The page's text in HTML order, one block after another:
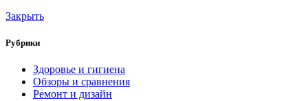
Закрыть
Рубрики
Здоровье и гигиена
Обзоры и сравнения
Ремонт и дизайн